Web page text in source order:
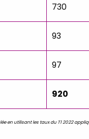
730
93
97
920
utilisant les taux du T1 2022 appliqués